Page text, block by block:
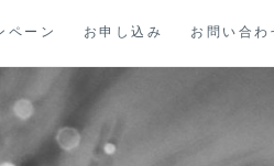
ペーン お申し込み お問い合わ